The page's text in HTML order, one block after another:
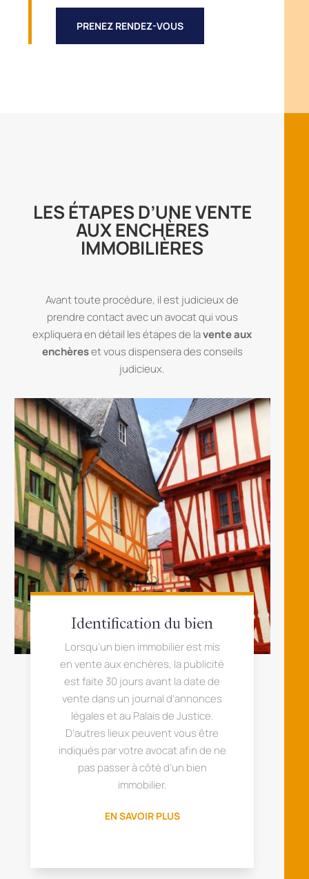
PRENEZ RENDEZ-VOUS
LES ÉTAPES D’UNE VENTE
AUX ENCHÈRES
IMMOBILIÈRES
Avant toute procédure, il est judicieux de
prendre contact avec un avocat qui vous
expliquera en détail les étapes de lavente aux
enchèreset vous dispensera des conseils
judicieux.
Identification du bien
Lorsqu’un bien immobilier est mis
en vente aux enchères, la publicité
est faite 30 jours avant la date de
vente dans un journal d’annonces
légales et au Palais de Justice.
D’autres lieux peuvent vous être
indiqués par votre avocat afin de ne
pas passer à côté d’un bien
immobilier.
EN SAVOIR PLUS